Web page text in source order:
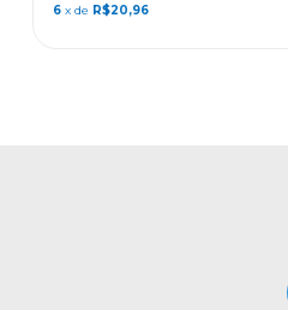
6 x de R$20,96